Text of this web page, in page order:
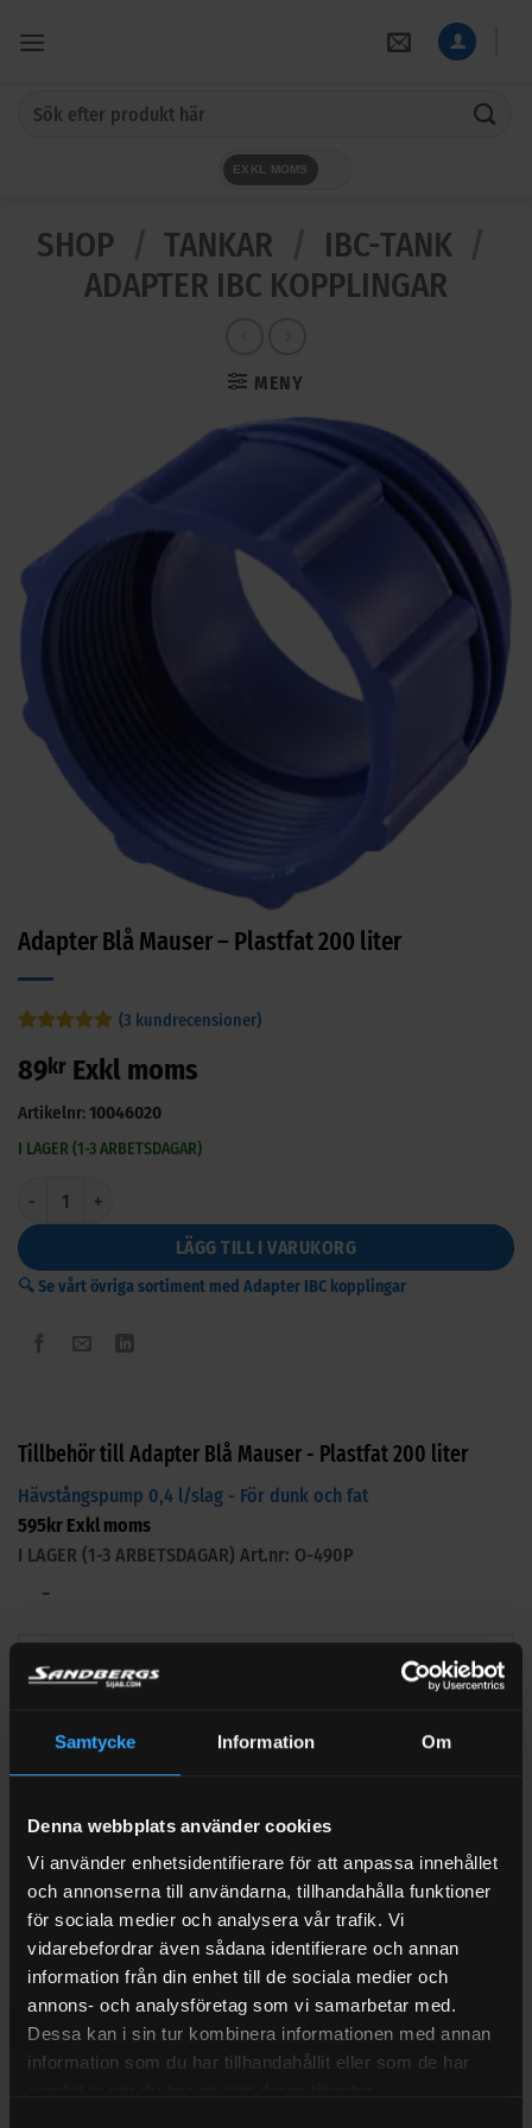
Samtycke Information Om
Denna webbplats använder cookies
Vi använder enhetsidentifierare för att anpassa innehållet
och annonserna till användarna, tillhandahålla funktioner
för sociala medier och analysera vår trafik. Vi
vidarebefordrar även sådana identifierare och annan
information från din enhet till de sociala medier och
annons- och analysföretag som vi samarbetar med.
Dessa kan i sin tur kombinera informationen med annan
information som du har tillhandahållit eller som de har
EXKL MOMS
SHOP TANKAR IBC-TANK
ADAPTER IBC KOPPLINGAR
MENY
Adapter Blå Mauser – Plastfat 200 liter
av 5
baserat på
kundrecensioner
(3 kundrecensioner)
89kr Exkl moms
Artikelnr:10046020
I LAGER (1-3 ARBETSDAGAR)
LÄGG TILL I VARUKORG
🔍 Se vårt övriga sortiment med Adapter IBC kopplingar
Tillbehör till Adapter Blå Mauser - Plastfat 200 liter
Hävstångspump 0,4 l/slag - För dunk och fat
595kr Exkl moms
I LAGER (1-3 ARBETSDAGAR) Art.nr: O-490P
−
1 440krExkl moms
I LAGER (1-3 ARBETSDAGAR)Art.nr: O213
−
+